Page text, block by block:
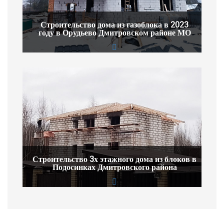
Строительство дома из газоблока в 2023
году в Орудьево Дмитровском районе МО
Строительство 3х этажного дома из блоков в
Подосинках Дмитровского района